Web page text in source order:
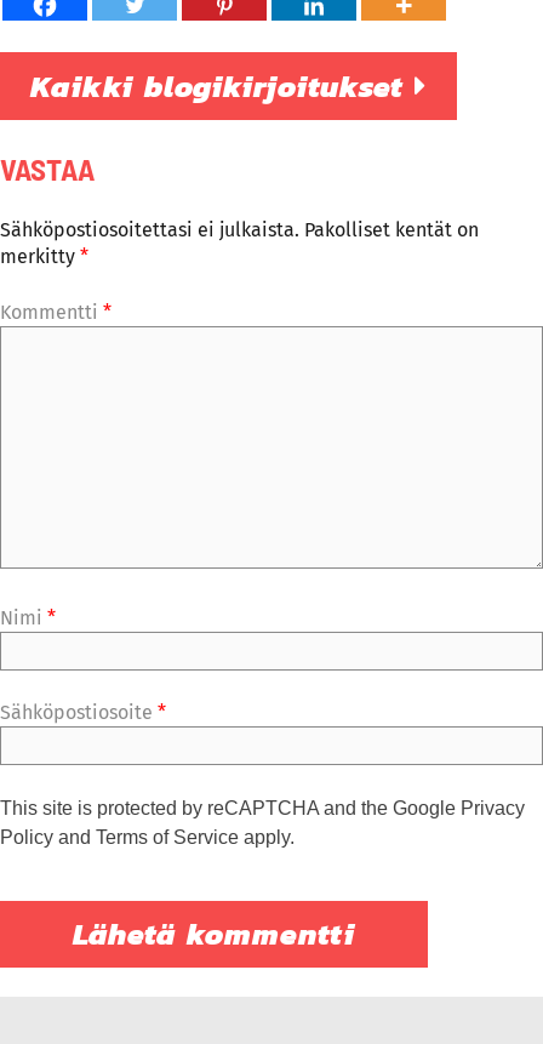
Kaikki blogikirjoitukset
VASTAA
Sähköpostiosoitettasi ei julkaista. Pakolliset kentät on
merkitty *
Kommentti *
Nimi *
Sähköpostiosoite *
This site is protected by reCAPTCHA and the Google Privacy
Policy and Terms of Service apply.